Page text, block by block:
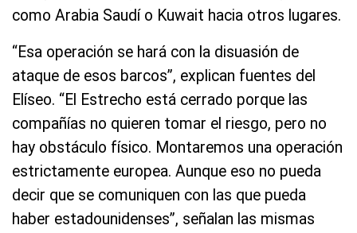
como Arabia Saudí o Kuwait hacia otros lugares.
“Esa operación se hará con la disuasión de
ataque de esos barcos”, explican fuentes del
Elíseo. “El Estrecho está cerrado porque las
compañías no quieren tomar el riesgo, pero no
hay obstáculo físico. Montaremos una operación
estrictamente europea. Aunque eso no pueda
decir que se comuniquen con las que pueda
haber estadounidenses”, señalan las mismas